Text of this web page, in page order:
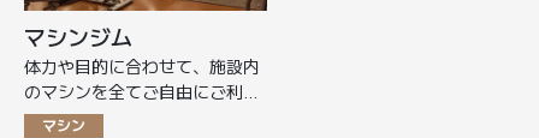
マシンジム
体力や目的に合わせて、施設内
のマシンを全てご自由にご利用
いただけます。
マシン